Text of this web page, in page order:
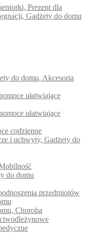
Prezent dla
Gadżety do domu
do domu, Akcesoria
ułatwiające
ułatwiające
codzienne
i uchwyty, Gadżety do
do domu
przedmiotów
Choroba